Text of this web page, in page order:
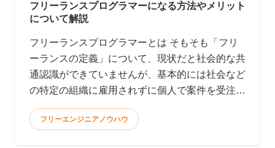
フリーランスプログラマーになる方法やメリット
について解説
フリーランスプログラマーとは そもそも「フリ
ーランスの定義」について、現状だと社会的な共
通認識ができていませんが、基本的には社会など
の特定の組織に雇用されずに個人で案件を受注し
フリーエンジニアノウハウ